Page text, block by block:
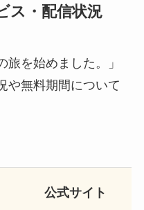
ス・配信状況
旅を始めました。」
や無料期間について
公式サイト